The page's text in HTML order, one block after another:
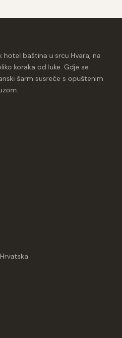
hotel baština u srcu Hvara, na
koraka od luke. Gdje se
šarm susreće s opuštenim